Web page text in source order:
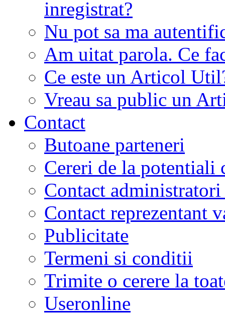
inregistrat?
Nu pot sa ma
Am uitat parola. Ce
Ce este un Articol
Vreau sa public un
Contact
Butoane parteneri
Cereri de la potentiali
Contact
Contact reprezentant
Publicitate
Termeni si conditii
Trimite o cerere la
Useronline